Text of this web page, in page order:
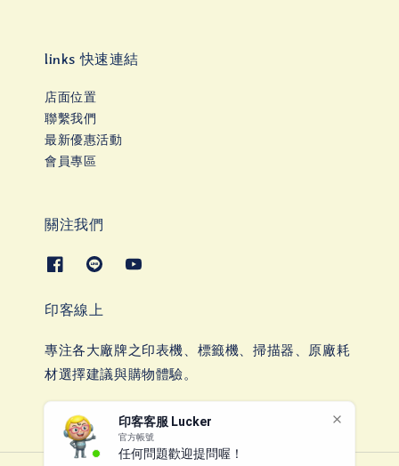
印客客服 Lucker
官方帳號
任何問題歡迎提問喔！
links 快速連結
店面位置
聯繫我們
最新優惠活動
會員專區
關注我們
印客線上
專注各大廠牌之印表機、標籤機、掃描器、原廠耗
材選擇建議與購物體驗。